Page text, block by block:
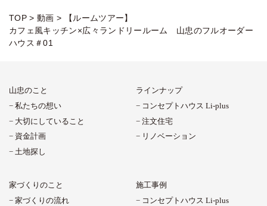
TOP >動画 >
【ルームツアー】
カフェ風キッチン×広々ランドリールーム 山忠のフルオーダー
ハウス＃01
山忠のこと
私たちの想い
大切にしていること
資金計画
土地探し
ラインナップ
コンセプトハウス Li-plus
注文住宅
リノベーション
家づくりのこと
家づくりの流れ
施工事例
コンセプトハウス Li-plus